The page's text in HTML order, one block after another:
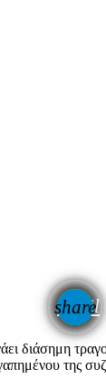
share
email
διάσημη
της